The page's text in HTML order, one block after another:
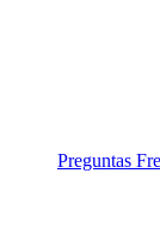
Preguntas